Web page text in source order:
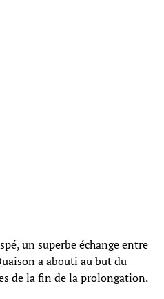
un superbe échange entre
a abouti au but du
de la fin de la prolongation.